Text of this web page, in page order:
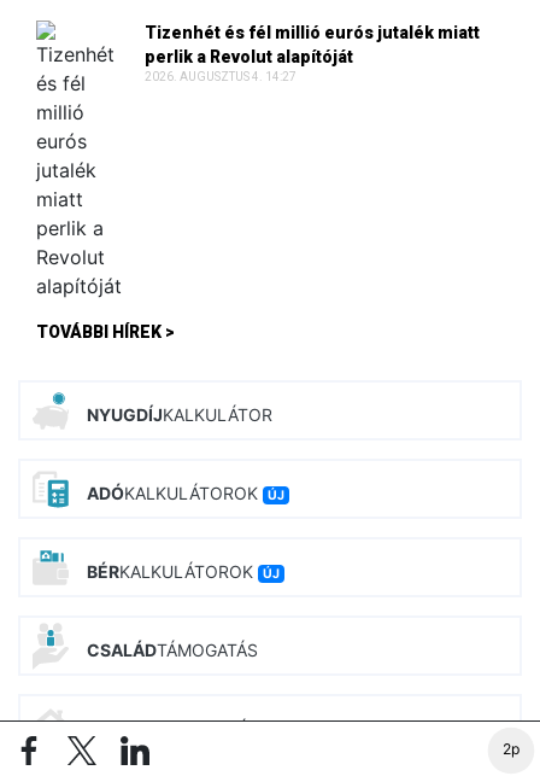
2p
Tizenhét és fél millió eurós jutalék miatt
perlik a Revolut alapítóját
2026. AUGUSZTUS 4. 14:27
TOVÁBBI HÍREK >
NYUGDÍJKALKULÁTOR
ADÓKALKULÁTOROK ÚJ
BÉRKALKULÁTOROK ÚJ
CSALÁDTÁMOGATÁS
INGATLANKALKULÁTOROK